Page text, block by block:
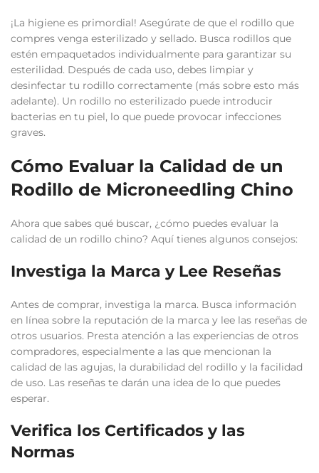
¡La higiene es primordial! Asegúrate de que el rodillo que
compres venga esterilizado y sellado. Busca rodillos que
estén empaquetados individualmente para garantizar su
esterilidad. Después de cada uso, debes limpiar y
desinfectar tu rodillo correctamente (más sobre esto más
adelante). Un rodillo no esterilizado puede introducir
bacterias en tu piel, lo que puede provocar infecciones
graves.
Cómo Evaluar la Calidad de un
Rodillo de Microneedling Chino
Ahora que sabes qué buscar, ¿cómo puedes evaluar la
calidad de un rodillo chino? Aquí tienes algunos consejos:
Investiga la Marca y Lee Reseñas
Antes de comprar, investiga la marca. Busca información
en línea sobre la reputación de la marca y lee las reseñas de
otros usuarios. Presta atención a las experiencias de otros
compradores, especialmente a las que mencionan la
calidad de las agujas, la durabilidad del rodillo y la facilidad
de uso. Las reseñas te darán una idea de lo que puedes
esperar.
Verifica los Certificados y las
Normas